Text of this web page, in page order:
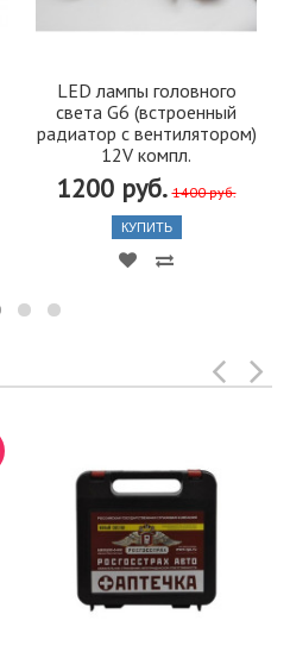
LED лампы головного
света G6 (встроенный
радиатор с вентилятором)
12V компл.
1200 руб. 1400 руб.
КУПИТЬ